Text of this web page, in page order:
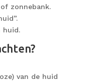
zonnebank.
huid.
van de huid